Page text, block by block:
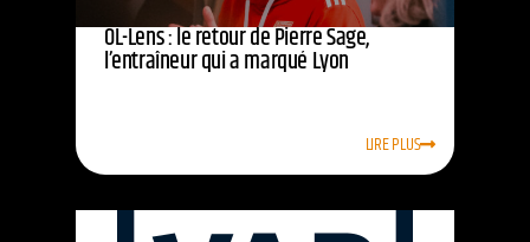
OL-Lens : le retour de Pierre Sage,
l’entraîneur qui a marqué Lyon
LIRE PLUS